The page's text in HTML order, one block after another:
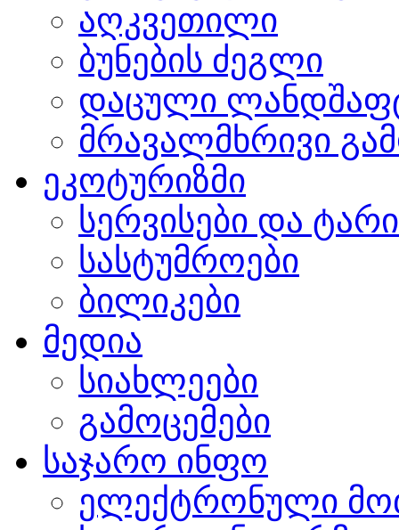
აღკვეთილი
ბუნების ძეგლი
დაცული
მრავალმხრივი
ეკოტურიზმი
სერვისები და
სასტუმროები
ბილიკები
მედია
სიახლეები
გამოცემები
საჯარო ინფო
ელექტრონული